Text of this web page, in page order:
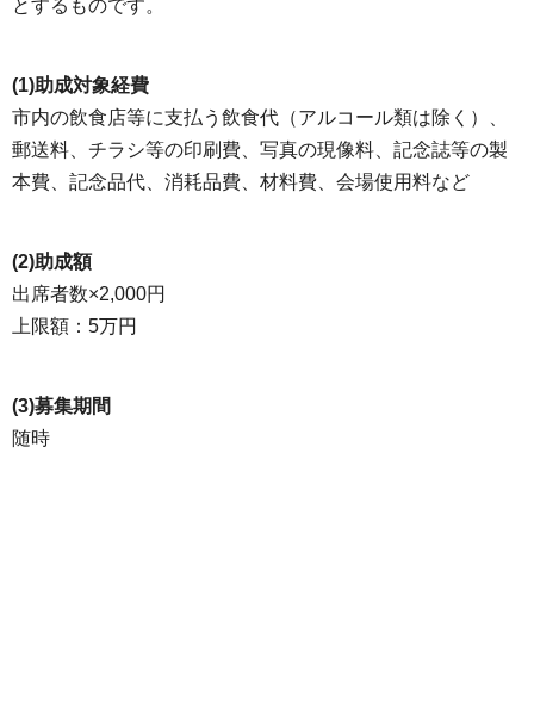
とするものです。
(1)助成対象経費
市内の飲食店等に支払う飲食代（アルコール類は除く）、
郵送料、チラシ等の印刷費、写真の現像料、記念誌等の製
本費、記念品代、消耗品費、材料費、会場使用料など
(2)助成額
出席者数×2,000円
上限額：5万円
(3)募集期間
随時